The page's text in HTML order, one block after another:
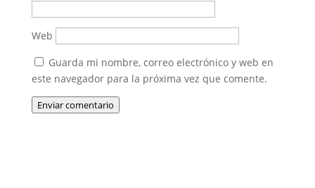
Web
Guarda mi nombre, correo electrónico y web en
este navegador para la próxima vez que comente.
Enviar comentario